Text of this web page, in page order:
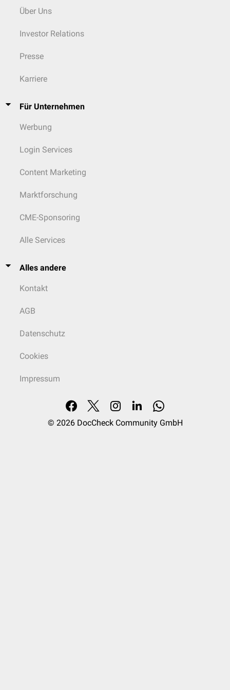
Über Uns
Investor Relations
Presse
Karriere
Für Unternehmen
Werbung
Login Services
Content Marketing
Marktforschung
CME-Sponsoring
Alle Services
Alles andere
Kontakt
AGB
Datenschutz
Cookies
Impressum
© 2026 DocCheck Community GmbH